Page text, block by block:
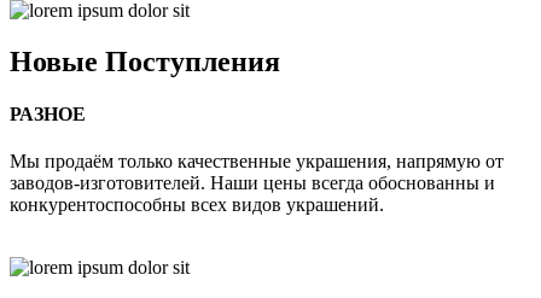
Новые Поступления
РАЗНОЕ
Мы продаём только качественные украшения, напрямую от
заводов-изготовителей. Наши цены всегда обоснованны и
конкурентоспособны всех видов украшений.